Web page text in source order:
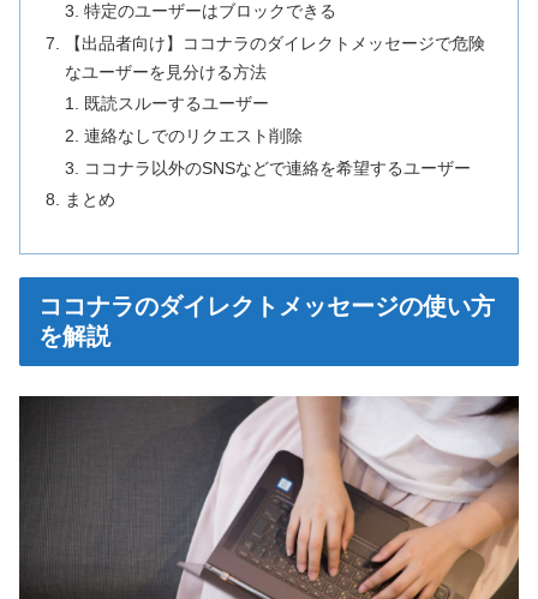
特定のユーザーはブロックできる
【出品者向け】ココナラのダイレクトメッセージで危険
なユーザーを見分ける方法
既読スルーするユーザー
連絡なしでのリクエスト削除
ココナラ以外のSNSなどで連絡を希望するユーザー
まとめ
ココナラのダイレクトメッセージの使い方
を解説